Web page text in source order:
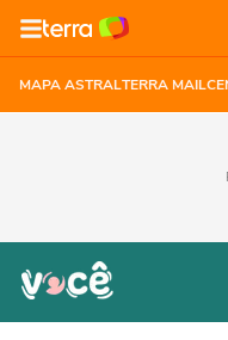
MAPA ASTRALTERRA MAIL